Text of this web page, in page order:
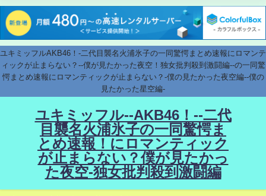
ユキミッフルAKB46！-二代目襲名火浦氷子の一同驚愕まとめ速報にロマンテ
ィックが止まらない？--僕が見たかった夜空！独女批判殺到激闘編--の一同驚
愕まとめ速報にロマンティックが止まらない？-僕の見たかった夜空編--僕の
見たかった星空編-
ユキミッフル--AKB46！--二代
目襲名火浦氷子の一同驚愕ま
とめ速報！にロマンティック
が止まらない？僕が見たかっ
た夜空-独女批判殺到激闘編